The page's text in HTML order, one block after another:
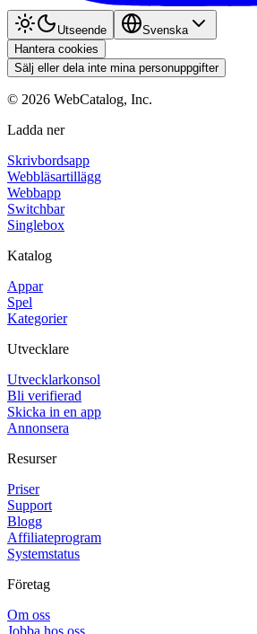
Utseende
Svenska
Hantera cookies
Sälj eller dela inte mina personuppgifter
© 2026 WebCatalog, Inc.
Ladda ner
Skrivbordsapp
Webbläsartillägg
Webbapp
Switchbar
Singlebox
Katalog
Appar
Spel
Kategorier
Utvecklare
Utvecklarkonsol
Bli verifierad
Skicka in en app
Annonsera
Resurser
Priser
Support
Blogg
Affiliateprogram
Systemstatus
Företag
Om oss
Jobba hos oss